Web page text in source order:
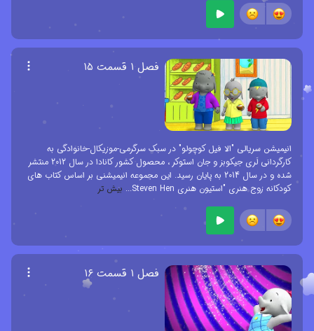
فصل ۱ قسمت ۱۵
انیمیشن سریالی "الا فیل کوچولو" در سبک سرگرمی-موزیکال-خانوادگی به
کارگردانی لَری جیکوبز و جان استوکر ، محصول کشور کانادا در سال 2012 منتشر
شده و در سال 2014 به پایان رسید. این مجموعه انیمیشنی بر اساس کتاب های
کودکانه زوج هنری "استیون هنری Steven Hen
... بیش تر
فصل ۱ قسمت ۱۶